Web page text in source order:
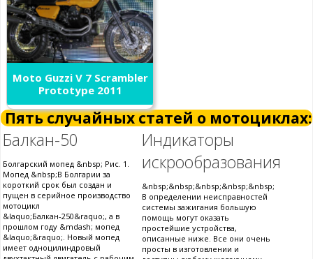
Moto Guzzi V 7 Scrambler
Prototype 2011
Пять случайных статей о мотоциклах:
Балкан-50
Болгарский мопед &nbsp; Рис. 1.
Мопед &nbsp;В Болгарии за
короткий срок был создан и
пущен в серийное производство
мотоцикл
&laquo;Балкан-250&raquo;, а в
прошлом году &mdash; мопед
&laquo;&raquo;. Новый мопед
имеет одноцилиндровый
Индикаторы
искрообразования
&nbsp;&nbsp;&nbsp;&nbsp;&nbsp;
В определении неисправностей
системы зажигания большую
помощь могут оказать
простейшие устройства,
описанные ниже. Все они очень
просты в изготовлении и